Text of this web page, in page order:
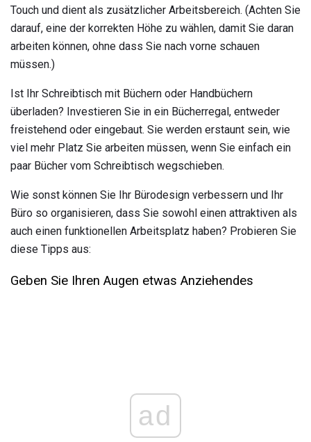
Touch und dient als zusätzlicher Arbeitsbereich. (Achten Sie
darauf, eine der korrekten Höhe zu wählen, damit Sie daran
arbeiten können, ohne dass Sie nach vorne schauen
müssen.)
Ist Ihr Schreibtisch mit Büchern oder Handbüchern
überladen? Investieren Sie in ein Bücherregal, entweder
freistehend oder eingebaut. Sie werden erstaunt sein, wie
viel mehr Platz Sie arbeiten müssen, wenn Sie einfach ein
paar Bücher vom Schreibtisch wegschieben.
Wie sonst können Sie Ihr Bürodesign verbessern und Ihr
Büro so organisieren, dass Sie sowohl einen attraktiven als
auch einen funktionellen Arbeitsplatz haben? Probieren Sie
diese Tipps aus:
Geben Sie Ihren Augen etwas Anziehendes
ad